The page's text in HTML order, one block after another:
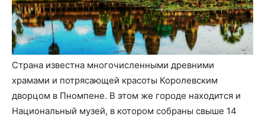
Страна известна многочисленными древними
храмами и потрясающей красоты Королевским
дворцом в Пномпене. В этом же городе находится и
Национальный музей, в котором собраны свыше 14